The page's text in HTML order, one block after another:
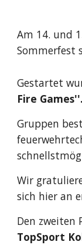
Am 14. und
Sommerfest
Gestartet
Fire Games''.
Gruppen
Wir
sich hier an
TopSport